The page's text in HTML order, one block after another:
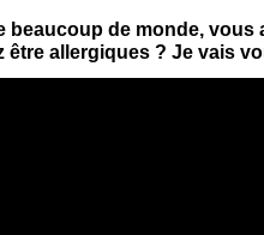
beaucoup de monde,
être allergiques ? Je vais